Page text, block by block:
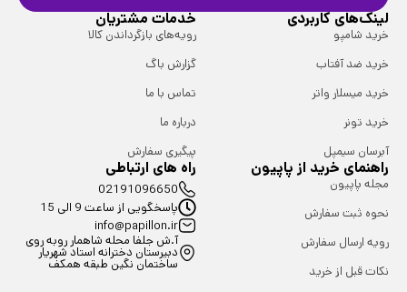
لینک‌های کاربردی
خرید شامپو
خرید ضد آفتاب
خرید میسلار واتر
خرید تونر
آبرسان سیمپل
خدمات مشتریان
رویه‌های بازگرداندن کالا
گزارش باگ
تماس با ما
درباره ما
پیگیری سفارش
راهنمای خرید از پاپیون
مجله پاپیون
نحوه ثبت سفارش
رویه ارسال سفارش
نکات قبل از خرید
راه های ارتباطی
02191096650
پاسخگویی از ساعت 9 الی 15
info@papillon.ir
آ.ش جلفا محله شاهمار روبه روی
دبیرستان دخترانه استاد شهریار
ساختمان نگین طبقه همکف